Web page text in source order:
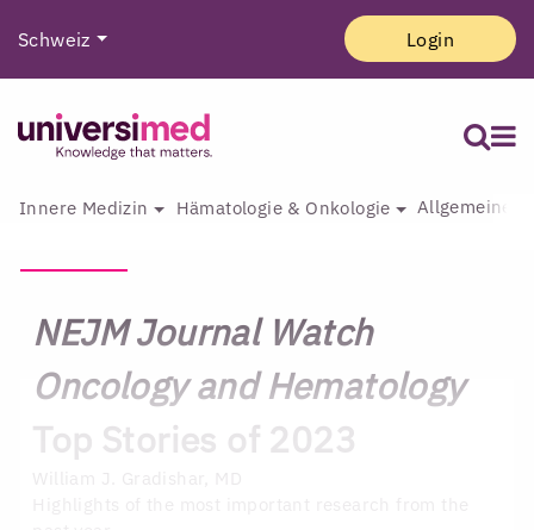
Schweiz Login
Innere Medizin Hämatologie & Onkologie Allgemeine
NEJM Journal Watch
Oncology and Hematology
Top Stories of 2023